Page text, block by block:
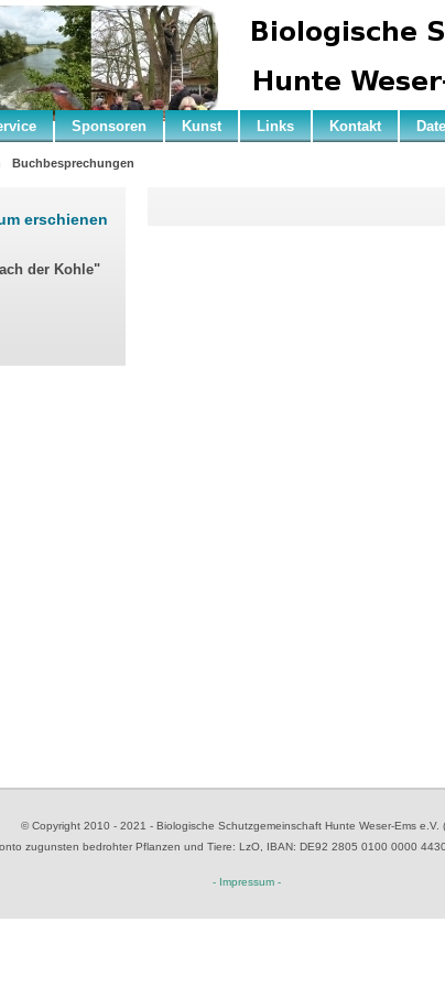
Sponsoren Kunst Links Kontakt
Buchbesprechungen
erschienen
der Kohle"
© Copyright 2010 - 2021 - Biologische Schutzgemeinschaft Hunte Weser-Ems e.V.
zugunsten bedrohter Pflanzen und Tiere: LzO, IBAN: DE92 2805 0100 0000
- Impressum -